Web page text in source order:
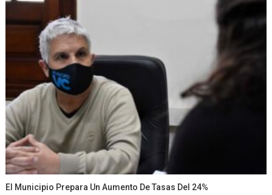
El Municipio Prepara Un Aumento De Tasas Del 24%